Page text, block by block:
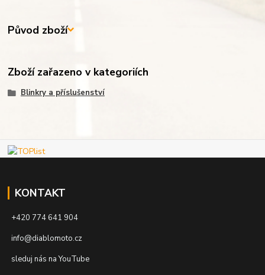
Původ zboží
Zboží zařazeno v kategoriích
Blinkry a příslušenství
KONTAKT
+420 774 641 904
info@diablomoto.cz
sleduj nás na YouTube